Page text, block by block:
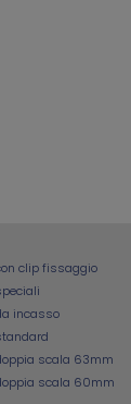
clip fissaggio
incasso
scala 63mm
scala 60mm